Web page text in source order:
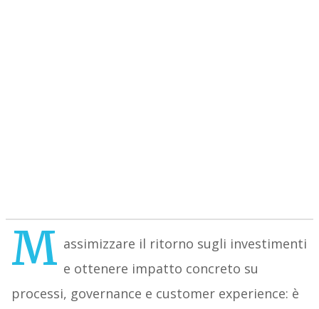
M assimizzare il ritorno sugli investimenti
e ottenere impatto concreto su
processi, governance e customer experience: è